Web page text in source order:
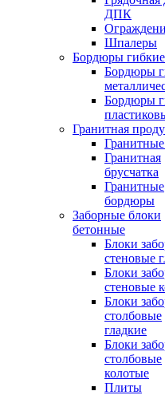
ДПК
Шпалеры
Бордюры гибкие
Бордюры
Бордюры
Гранитная
Гранитная
брусчатка
Гранитные
бордюры
Заборные блоки
бетонные
Блоки
стеновые
Блоки
стеновые
Блоки
столбовые
гладкие
Блоки
столбовые
колотые
Плиты